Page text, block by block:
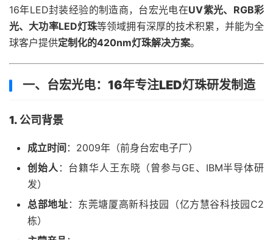
16年LED封装经验的制造商，台宏光电在UV紫光、RGB彩
光、大功率LED灯珠等领域拥有深厚的技术积累，并能为全
球客户提供定制化的420nm灯珠解决方案。
一、台宏光电：16年专注LED灯珠研发制造
1. 公司背景
成立时间 ：2009年（前身台宏电子厂）
创始人：台籍华人王东晓（曾参与GE、IBM半导体研
发）
总部地址 ：东莞塘厦高新科技园（亿方慧谷科技园C2
栋）